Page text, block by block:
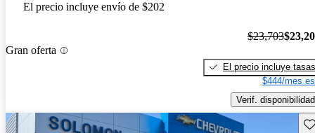
El precio incluye envío de $202
Gran oferta
$23,703
El precio incluye tasas
$444/mes
Verif. disponibilidad